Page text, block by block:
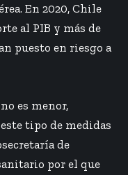
En 2020, Chile
al PIB y más de
puesto en riesgo a
es menor,
tipo de medidas
de
por el que